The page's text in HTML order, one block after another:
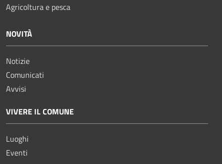
Agricoltura e pesca
NOVITÀ
Notizie
Comunicati
Avvisi
VIVERE IL COMUNE
Luoghi
Eventi